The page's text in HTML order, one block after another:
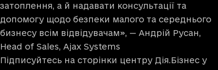
затоплення, а й надавати консультації та
допомогу щодо безпеки малого та середнього
бизнесу всім відвідувачам», — Андрій Русан,
Head of Sales, Ajax Systems
Підписуйтесь на сторінки центру Дія.Бізнес у